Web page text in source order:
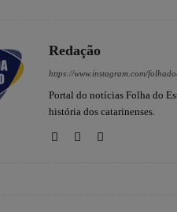
Redação
https://www.instagram.com/
Portal do notícias Folha do
história dos catarinenses.